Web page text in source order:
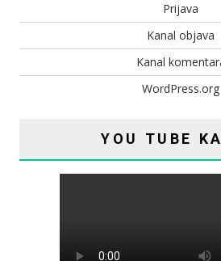
Prijava
Kanal objava
Kanal
WordPress.org
YOU TUBE